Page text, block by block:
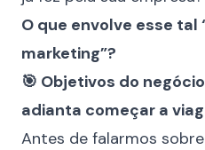
O que envolve esse
marketing”?
🎯 Objetivos do
adianta começar a
Antes de falarmos